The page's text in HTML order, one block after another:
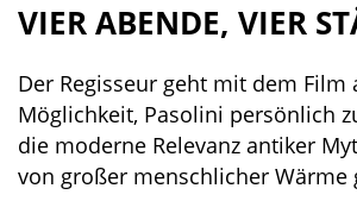
VIER ABENDE, VIER
Der Regisseur geht mit dem
Möglichkeit, Pasolini persönlich
die moderne Relevanz antiker
von großer menschlicher Wärme